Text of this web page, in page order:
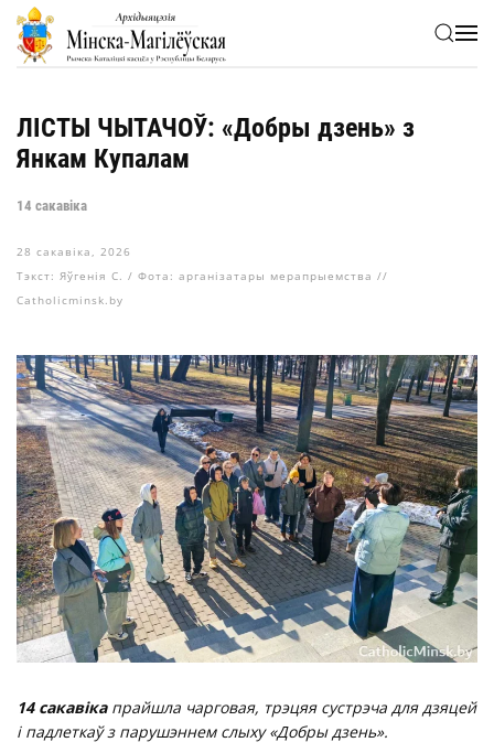
Skip to main content
ЛІСТЫ ЧЫТАЧОЎ: «Добры дзень» з
Янкам Купалам
14 сакавіка
28 сакавіка, 2026
Тэкст: Яўгенія С. / Фота: арганізатары мерапрыемства //
Catholicminsk.by
14 сакавікапрайшла чарговая, трэцяя сустрэча для дзяцей
і падлеткаў з парушэннем слыху «Добры дзень».